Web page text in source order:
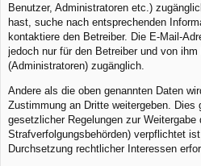
Benutzer, Administratoren etc.)
hast, suche nach entsprechenden
kontaktiere den Betreiber. Die E-Mail-
jedoch nur für den Betreiber und von
(Administratoren) zugänglich.
Andere als die oben genannten Daten
Zustimmung an Dritte weitergeben.
gesetzlicher Regelungen zur
Strafverfolgungsbehörden) verpflichtet
Durchsetzung rechtlicher Interessen